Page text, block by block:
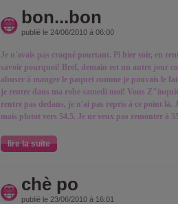
bon...bon
publié le 24/06/2010 à 06:00
Je n'avais pas craqué pourtant. Pi hier soir, en
savoir pourquoi! Bref, demain est un autre jour
abuser à manger le paquet comme je pouvais le
je rentre dans ma robe samedi moi! Vous
rentre pas dedans, je n'ai pas repris à ce point là.
mais plutot vers 54.5. Je ne veux pas remonter à
lire la suite
chè po
publié le 23/06/2010 à 16:01